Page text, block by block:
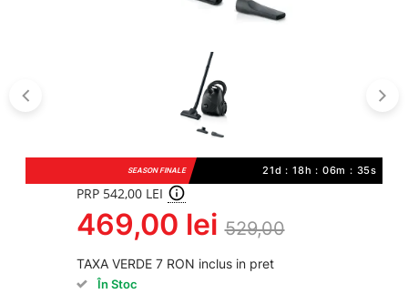
SEASON FINALE 21d : 18h : 06m : 35s
PRP 542,00 LEI
469,00 lei 529,00
TAXA VERDE 7 RON inclus in pret
În Stoc